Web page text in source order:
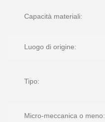
Capacità materiali:
Luogo di origine:
Tipo:
Micro-meccanica o meno: